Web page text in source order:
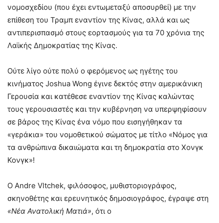
νομοσχεδίου (που έχει εντωμεταξύ αποσυρθεί) με την
επίθεση του Τραμπ εναντίον της Κίνας, αλλά και ως
αντιπερισπασμό στους εορτασμούς για τα 70 χρόνια της
Λαϊκής Δημοκρατίας της Κίνας.
Ούτε λίγο ούτε πολύ ο φερόμενος ως ηγέτης του
κινήματος Joshua Wong έγινε δεκτός στην αμερικάνικη
Γερουσία και κατέθεσε εναντίον της Κίνας καλώντας
τους γερουσιαστές και την κυβέρνηση να υπερψηφίσουν
σε βάρος της Κίνας ένα νόμο που εισηγήθηκαν τα
«γεράκια» του νομοθετικού σώματος με τίτλο «Νόμος για
τα ανθρώπινα δικαιώματα και τη δημοκρατία στο Χονγκ
Κονγκ»!
Ο Andre Vltchek, φιλόσοφος, μυθιστοριογράφος,
σκηνοθέτης και ερευνητικός δημοσιογράφος, έγραψε στη
«Νέα Ανατολική Ματιά», ότι ο